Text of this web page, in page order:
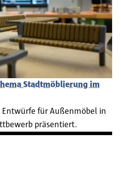
Stadtmöblierung im
Entwürfe für Außenmöbel in
präsentiert.